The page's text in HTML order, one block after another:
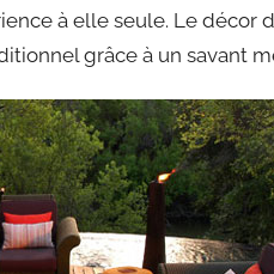
à elle seule. Le décor
grâce à un savant